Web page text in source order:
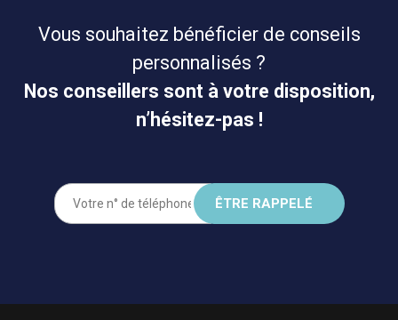
Vous souhaitez bénéficier de conseils
personnalisés ?
Nos conseillers sont à votre disposition,
n’hésitez-pas !